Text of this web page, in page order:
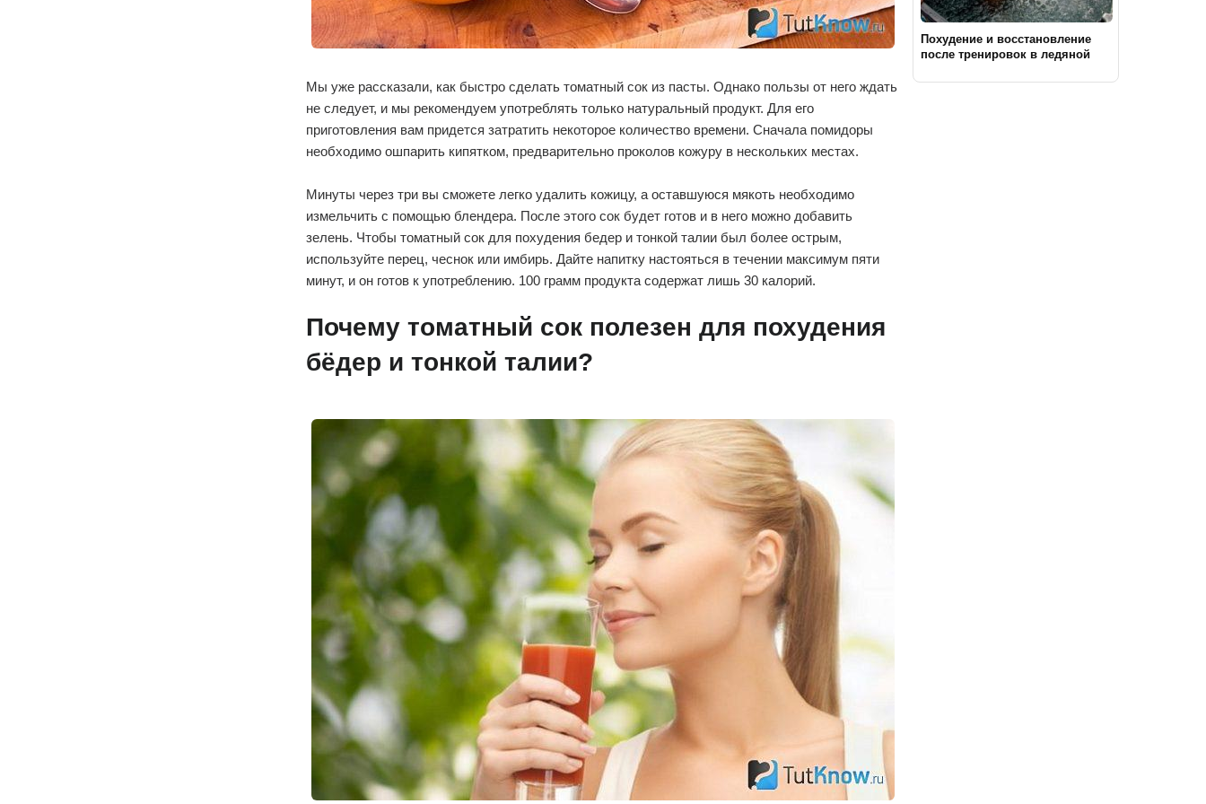
Похудение и восстановление
после тренировок в ледяной
Мы уже рассказали, как быстро сделать томатный сок из пасты. Однако пользы от него ждать
не следует, и мы рекомендуем употреблять только натуральный продукт. Для его
приготовления вам придется затратить некоторое количество времени. Сначала помидоры
необходимо ошпарить кипятком, предварительно проколов кожуру в нескольких местах.
Минуты через три вы сможете легко удалить кожицу, а оставшуюся мякоть необходимо
измельчить с помощью блендера. После этого сок будет готов и в него можно добавить
зелень. Чтобы томатный сок для похудения бедер и тонкой талии был более острым,
используйте перец, чеснок или имбирь. Дайте напитку настояться в течении максимум пяти
минут, и он готов к употреблению. 100 грамм продукта содержат лишь 30 калорий.
Почему томатный сок полезен для похудения
бёдер и тонкой талии?